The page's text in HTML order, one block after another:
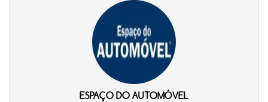
ESPAÇO DO AUTOMÓVEL